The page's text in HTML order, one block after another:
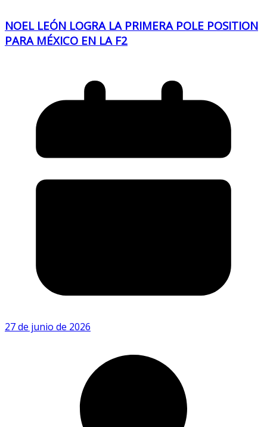
NOEL LEÓN LOGRA LA PRIMERA POLE POSITION
PARA MÉXICO EN LA F2
27 de junio de 2026